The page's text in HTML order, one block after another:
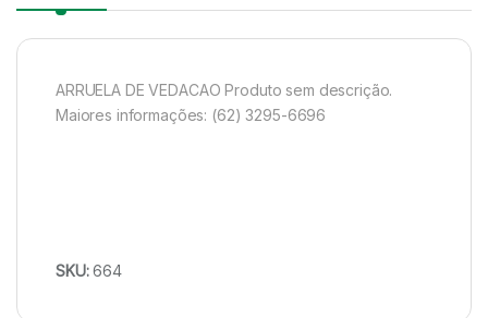
ARRUELA DE VEDACAO Produto sem descrição.
Maiores informações: (62) 3295-6696
SKU:664